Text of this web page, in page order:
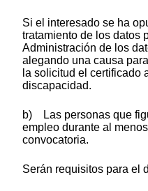
Si el interesado se ha
tratamiento de los datos
Administración de los
alegando una causa
la solicitud el certificado
discapacidad.
b) Las personas que
empleo durante al
convocatoria.
Serán requisitos para el